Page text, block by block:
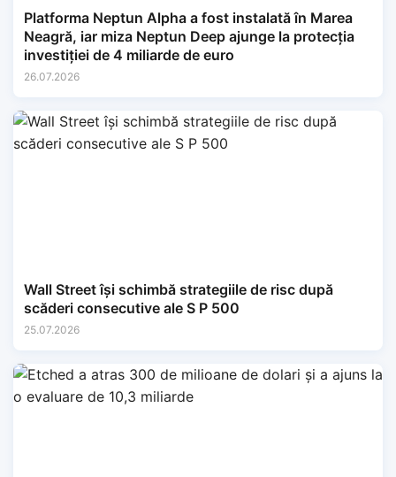
Platforma Neptun Alpha a fost instalată în Marea
Neagră, iar miza Neptun Deep ajunge la protecția
investiției de 4 miliarde de euro
26.07.2026
Wall Street își schimbă strategiile de risc după
scăderi consecutive ale S P 500
25.07.2026